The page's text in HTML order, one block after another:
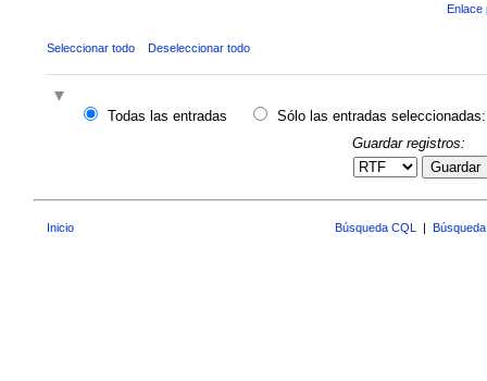
Enlace
Seleccionar todo Deseleccionar todo
Todas las entradas
Sólo las entradas seleccionadas:
Guardar registros:
Guardar
Inicio Búsqueda CQL